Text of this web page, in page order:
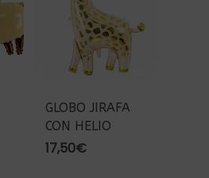
GLOBO JIRAFA
CON HELIO
17,50€